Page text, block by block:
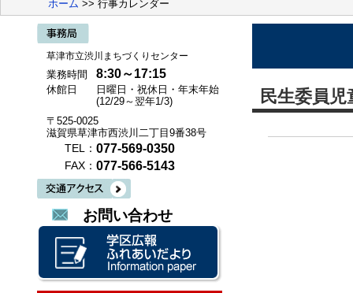
ホーム >> 行事カレンダー
草津市立渋川まちづくりセンター
業務時間 8:30～17:15
休館日
日曜日・祝休日・年末年始
(12/29～翌年1/3)
〒525-0025
滋賀県草津市西渋川二丁目9番38号
TEL： 077-569-0350
FAX： 077-566-5143
お問い合わせ
民生委